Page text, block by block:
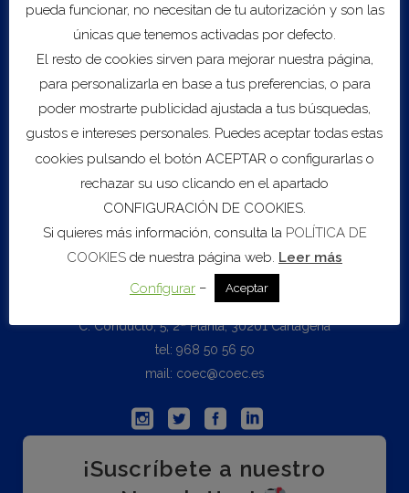
Red de inversores
Fondos Next Generation EU
Biblioteca
Boletín Informativo
Datos Seguridad Social
Estamos en Europa
Estudios Económicos
Contacto
C. Conducto, 5, 2ª Planta, 30201 Cartagena
tel: 968 50 56 50
mail: coec@coec.es
¡Suscríbete a nuestro
pueda funcionar, no necesitan de tu autorización y son las
únicas que tenemos activadas por defecto.
El resto de cookies sirven para mejorar nuestra página,
para personalizarla en base a tus preferencias, o para
poder mostrarte publicidad ajustada a tus búsquedas,
gustos e intereses personales. Puedes aceptar todas estas
cookies pulsando el botón ACEPTAR o configurarlas o
rechazar su uso clicando en el apartado
CONFIGURACIÓN DE COOKIES.
Si quieres más información, consulta la POLÍTICA DE
COOKIES de nuestra página web. Leer más
Configurar – Aceptar